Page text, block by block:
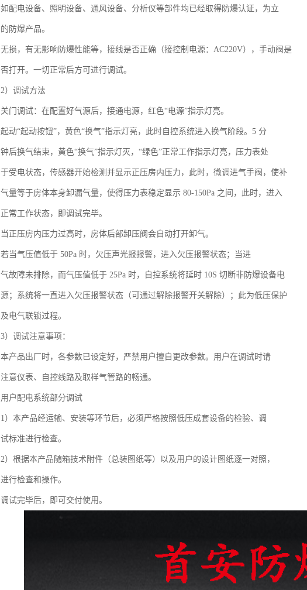
如配电设备、照明设备、通风设备、分析仪等部件均已经取得防爆认证，为立
的防爆产品。
无损，有无影响防爆性能等，接线是否正确（接控制电源：AC220V），手动阀是
否打开。一切正常后方可进行调试。
2）调试方法
关门调试：在配置好气源后，接通电源，红色“电源”指示灯亮。
起动“起动按钮”，黄色“换气”指示灯亮，此时自控系统进入换气阶段。5 分
钟后换气结束，黄色“换气”指示灯灭，“绿色”正常工作指示灯亮，压力表处
于受电状态，传感器开始检测并显示正压房内压力，此时，微调进气手阀，使补
气量等于房体本身卸漏气量，使得压力表稳定显示 80-150Pa 之间，此时，进入
正常工作状态，即调试完毕。
当正压房内压力过高时，房体后部卸压阀会自动打开卸气。
若当气压值低于 50Pa 时，欠压声光报报警，进入欠压报警状态；当进
气故障未排除，而气压值低于 25Pa 时，自控系统将延时 10S 切断非防爆设备电
源；系统将一直进入欠压报警状态（可通过解除报警开关解除）；此为低压保护
及电气联锁过程。
3）调试注意事项：
本产品出厂时，各参数已设定好，严禁用户擅自更改参数。用户在调试时请
注意仪表、自控线路及取样气管路的畅通。
用户配电系统部分调试
1）本产品经运输、安装等环节后，必须严格按照低压成套设备的检验、调
试标准进行检查。
2）根据本产品随箱技术附件（总装图纸等）以及用户的设计图纸逐一对照，
进行检查和操作。
调试完毕后，即可交付使用。